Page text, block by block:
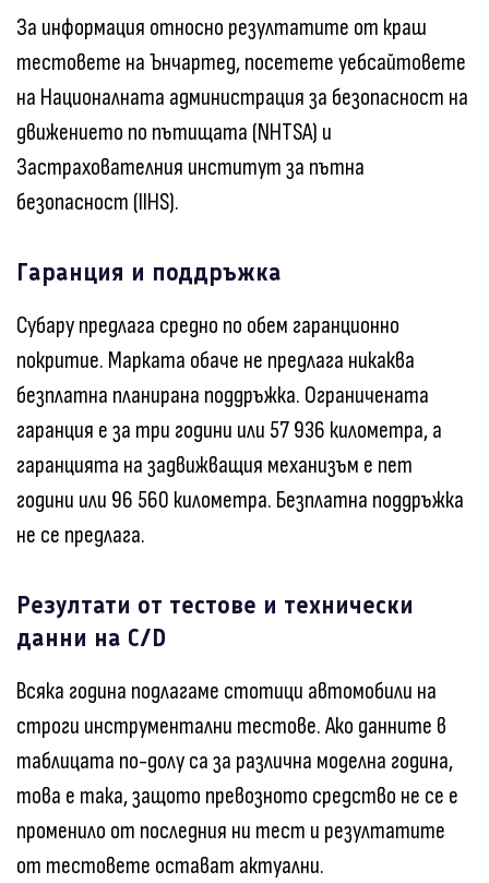
За информация относно резултатите от краш
тестовете на Ънчартед, посетете уебсайтовете
на Националната администрация за безопасност на
движението по пътищата (NHTSA) и
Застрахователния институт за пътна
безопасност (IIHS).
Гаранция и поддръжка
Субару предлага средно по обем гаранционно
покритие. Марката обаче не предлага никаква
безплатна планирана поддръжка. Ограничената
гаранция е за три години или 57 936 километра, а
гаранцията на задвижващия механизъм е пет
години или 96 560 километра. Безплатна поддръжка
не се предлага.
Резултати от тестове и технически
данни на C/D
Всяка година подлагаме стотици автомобили на
строги инструментални тестове. Ако данните в
таблицата по-долу са за различна моделна година,
това е така, защото превозното средство не се е
променило от последния ни тест и резултатите
от тестовете остават актуални.